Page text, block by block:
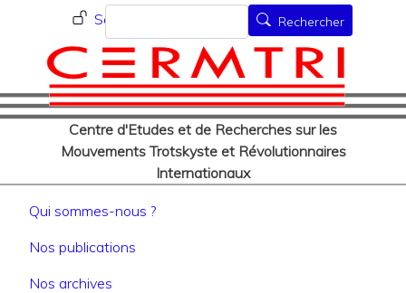
au
contenu
principal
Menu du compte de
Se connecter
Centre d'Etudes et de Recherches sur les
Mouvements Trotskyste et Révolutionnaires
Internationaux
Rechercher Rechercher
Navigation principale
Qui sommes-nous ?
Nos publications
Nos archives